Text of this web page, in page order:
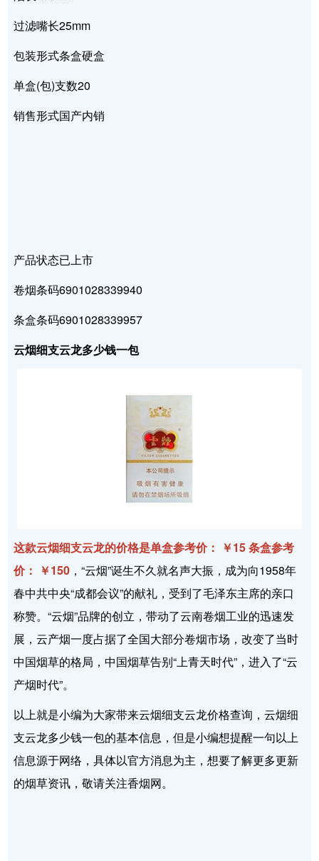
过滤嘴长25mm
包装形式条盒硬盒
单盒(包)支数20
销售形式国产内销
产品状态已上市
卷烟条码6901028339940
条盒条码6901028339957
云烟细支云龙多少钱一包
这款云烟细支云龙的价格是单盒参考价： ￥15 条盒参考
价： ￥150 ，“云烟”诞生不久就名声大振，成为向1958年
春中共中央“成都会议”的献礼，受到了毛泽东主席的亲口
称赞。“云烟”品牌的创立，带动了云南卷烟工业的迅速发
展，云产烟一度占据了全国大部分卷烟市场，改变了当时
中国烟草的格局，中国烟草告别“上青天时代”，进入了“云
产烟时代”。
以上就是小编为大家带来云烟细支云龙价格查询，云烟细
支云龙多少钱一包的基本信息，但是小编想提醒一句以上
信息源于网络，具体以官方消息为主，想要了解更多更新
的烟草资讯，敬请关注香烟网。